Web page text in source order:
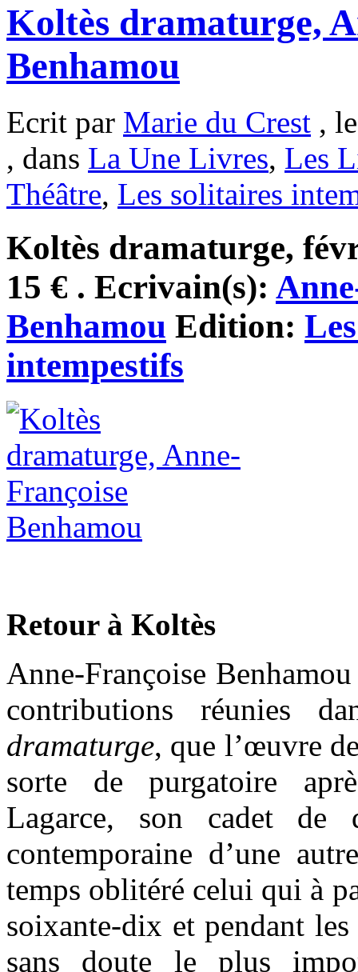
Koltès dramaturge,
Benhamou
Ecrit par Marie du Crest ,
, dans La Une Livres, Les
Théâtre, Les solitaires
Koltès dramaturge,
15 € . Ecrivain(s):
Benhamou Edition:
intempestifs
Retour à Koltès
Anne-Françoise
contributions réunies
dramaturge, que l’œuvre
sorte de purgatoire
Lagarce, son cadet
contemporaine d’une
temps oblitéré celui qui à
soixante-dix et pendant
sans doute le plus